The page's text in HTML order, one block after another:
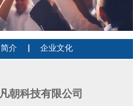
t
o
▏   企业文化
介
朝科技有限公司